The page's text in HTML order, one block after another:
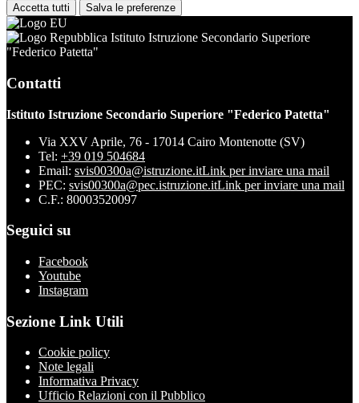
Accetta tutti Salva le preferenze
Istituto Istruzione Secondario Superiore
"Federico Patetta"
Contatti
Istituto Istruzione Secondario Superiore "Federico Patetta"
Via XXV Aprile, 76 - 17014 Cairo Montenotte (SV)
Tel: +39 019 504684
Email: svis00300a@istruzione.itLink per inviare una mail
PEC: svis00300a@pec.istruzione.itLink per inviare una mail
C.F.: 80003520097
Seguici su
Facebook
Youtube
Instagram
Sezione Link Utili
Cookie policy
Note legali
Informativa Privacy
Ufficio Relazioni con il Pubblico